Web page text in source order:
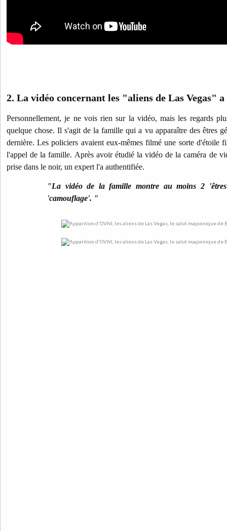
2. La vidéo concernant les "aliens de Las Vegas"
Personnellement, je ne vois rien sur la vidéo, mais les regards
quelque chose. Il s'agit de la famille qui a vu apparaître des êtres
dernière. Les policiers avaient eux-mêmes filmé une sorte d'étoile
l'appel de la famille. Après avoir étudié la vidéo de la caméra de
prise dans le noir, un expert l'a authentifiée.
"La vidéo de la famille montre au moins 2
'camouflage'. "